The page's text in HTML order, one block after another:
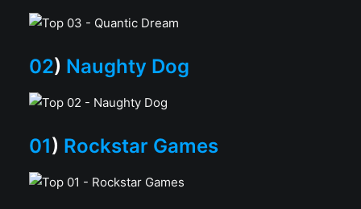
02) Naughty Dog
01) Rockstar Games